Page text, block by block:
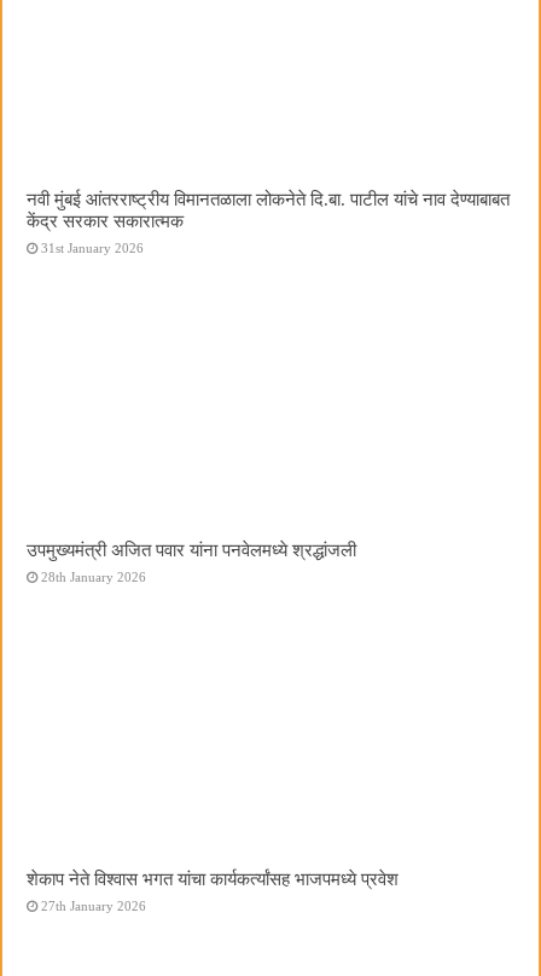
नवी मुंबई आंतरराष्ट्रीय विमानतळाला लोकनेते दि.बा. पाटील यांचे नाव देण्याबाबत
केंद्र सरकार सकारात्मक
31st January 2026
उपमुख्यमंत्री अजित पवार यांना पनवेलमध्ये श्रद्धांजली
28th January 2026
शेकाप नेते विश्वास भगत यांचा कार्यकर्त्यांसह भाजपमध्ये प्रवेश
27th January 2026